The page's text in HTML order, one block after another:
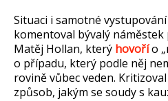
Situaci i samotné
komentoval bývalý
Matěj Hollan, který hovořío
o případu, který podle něj
rovině vůbec veden.
způsob, jakým se soudy s